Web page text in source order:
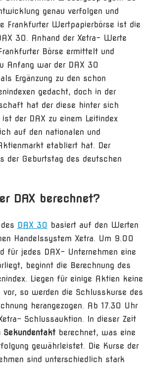
genau verfolgen und
Frankfurter Wertpapierbörse ist die
30. Anhand der Xetra- Werte
Börse ermittelt und
Anfang war der DAX 30
Ergänzung zu den schon
gedacht, doch in der
hat der diese hinter sich
der DAX zu einem Leitindex
auf den nationalen und
etabliert hat. Der
der Geburtstag des deutschen
DAX berechnet?
DAX 30 basiert auf den Werten
Handelssystem Xetra. Um 9.00
für jedes DAX- Unternehmen eine
beginnt die Berechnung des
Liegen für einige Aktien keine
vor, so werden die Schlusskurse des
herangezogen. Ab 17.30 Uhr
Schlussauktion. In dieser Zeit
Sekundentaktberechnet, was eine
gewährleistet. Die Kurse der
sind unterschiedlich stark